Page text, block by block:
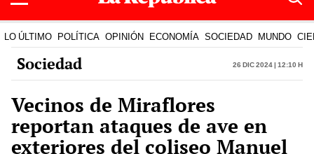
LO ÚLTIMO POLÍTICA OPINIÓN ECONOMÍA SOCIEDAD MUNDO
Sociedad 26 Dic 2024 | 12:10 h
Vecinos de Miraflores
reportan ataques de ave en
exteriores del coliseo Manuel